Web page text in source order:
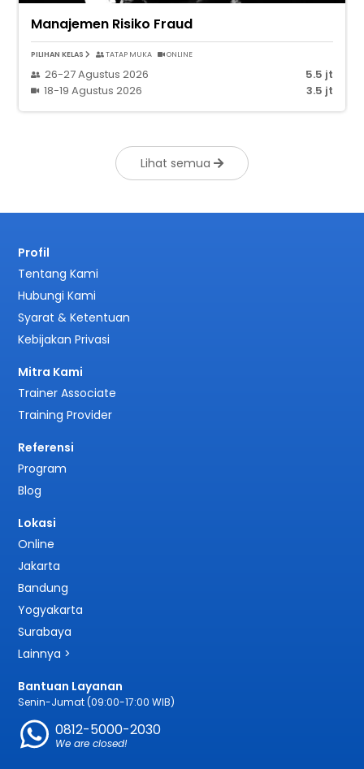
Manajemen Risiko Fraud
PILIHAN KELAS TATAP MUKA ONLINE
26-27 Agustus 2026
5.5 jt
18-19 Agustus 2026
3.5 jt
Lihat semua
Profil
Tentang Kami
Hubungi Kami
Syarat & Ketentuan
Kebijakan Privasi
Mitra Kami
Trainer Associate
Training Provider
Referensi
Program
Blog
Lokasi
Online
Jakarta
Bandung
Yogyakarta
Surabaya
Lainnya >
Bantuan Layanan
Senin-Jumat (09:00-17:00 WIB)
0812-5000-2030
We are closed!